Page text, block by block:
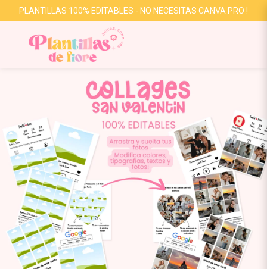
PLANTILLAS 100% EDITABLES - NO NECESITAS CANVA PRO !